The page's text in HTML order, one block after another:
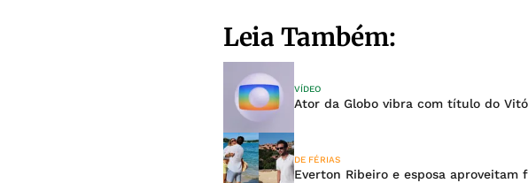
Leia Também:
VÍDEO
Ator da Globo vibra com título do
DE FÉRIAS
Everton Ribeiro e esposa aproveitam